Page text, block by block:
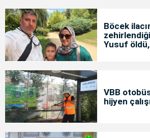
Böcek
Yusuf
VBB
hijyen